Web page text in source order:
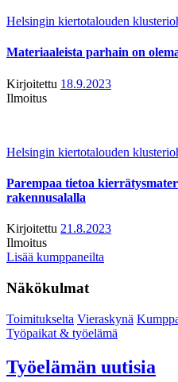
Helsingin kiertotalouden
Materiaaleista parhain on
Kirjoitettu 18.9.2023
Ilmoitus
Helsingin kiertotalouden
Parempaa tietoa
rakennusalalla
Kirjoitettu 21.8.2023
Ilmoitus
Lisää kumppaneilta
Näkökulmat
Toimitukselta Vieraskynä
Työpaikat & työelämä
Työelämän uutisia